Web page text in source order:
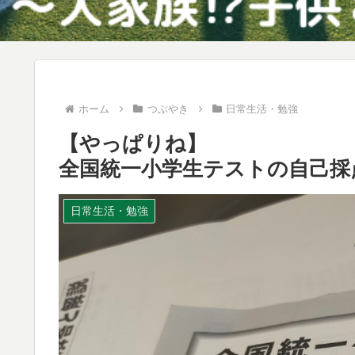
ホーム つぶやき 日常生活・勉強
【やっぱりね】
全国統一小学生テストの自己採
日常生活・勉強